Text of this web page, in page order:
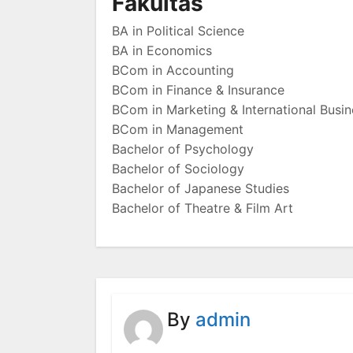
BA in Political Science
BA in Economics
BCom in Accounting
BCom in Finance & Insurance
BCom in Marketing & International
BCom in Management
Bachelor of Psychology
Bachelor of Sociology
Bachelor of Japanese Studies
Bachelor of Theatre & Film Art
By admin